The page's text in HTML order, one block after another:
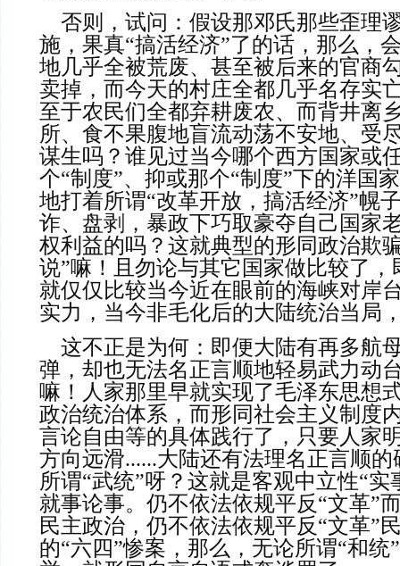
施，果真“搞活经济”了的话，那么，
地几乎全被荒废、甚至被后来的官商
卖掉，而今天的村庄全都几乎名存实
至于农民们全都弃耕废农、而背井离
所、食不果腹地盲流动荡不安地、受
谋生吗？谁见过当今哪个西方国家或
个“制度”、抑或那个“制度”下的洋国
地打着所谓“改革开放，搞活经济”幌
诈、盘剥，暴政下巧取豪夺自己国家
权利益的吗？这就典型的形同政治欺
说”嘛！且勿论与其它国家做比较了
就仅仅比较当今近在眼前的海峡对岸
实力，当今非毛化后的大陆统治当局
弹，却也无法名正言顺地轻易武力动
嘛！人家那里早就实现了毛泽东思想
政治统治体系，而形同社会主义制度
言论自由等的具体践行了，只要人家
方向远滑......大陆还有法理名正言顺
所谓“武统”呀？这就是客观中立性“实
就事论事。仍不依法依规平反“文革”
民主政治，仍不依法依规平反“文革”
的“六四”惨案，那么，无论所谓“和统